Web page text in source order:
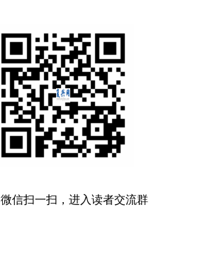
微信扫一扫，进入读者交流群